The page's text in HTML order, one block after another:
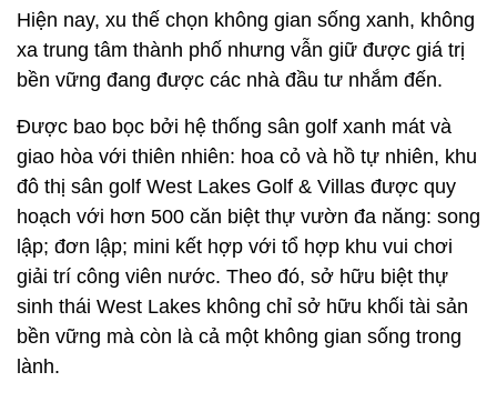
Hiện nay, xu thế chọn không gian sống xanh, không
xa trung tâm thành phố nhưng vẫn giữ được giá trị
bền vững đang được các nhà đầu tư nhắm đến.
Được bao bọc bởi hệ thống sân golf xanh mát và
giao hòa với thiên nhiên: hoa cỏ và hồ tự nhiên, khu
đô thị sân golf West Lakes Golf & Villas được quy
hoạch với hơn 500 căn biệt thự vườn đa năng: song
lập; đơn lập; mini kết hợp với tổ hợp khu vui chơi
giải trí công viên nước. Theo đó, sở hữu biệt thự
sinh thái West Lakes không chỉ sở hữu khối tài sản
bền vững mà còn là cả một không gian sống trong
lành.